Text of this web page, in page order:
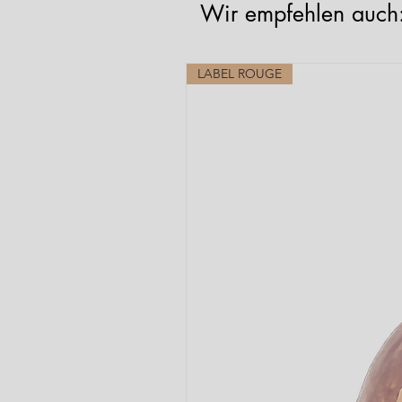
Wir empfehlen
LABEL ROUGE